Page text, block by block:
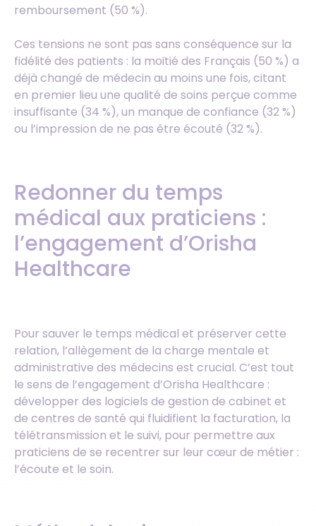
remboursement (50 %).
Ces tensions ne sont pas sans conséquence sur la
fidélité des patients : la moitié des Français (50 %) a
déjà changé de médecin au moins une fois, citant
en premier lieu une qualité de soins perçue comme
insuffisante (34 %), un manque de confiance (32 %)
ou l’impression de ne pas être écouté (32 %).
Redonner du temps
médical aux praticiens :
l’engagement d’Orisha
Healthcare
Pour sauver le temps médical et préserver cette
relation, l’allègement de la charge mentale et
administrative des médecins est crucial. C’est tout
le sens de l’engagement d’Orisha Healthcare :
développer des logiciels de gestion de cabinet et
de centres de santé qui fluidifient la facturation, la
télétransmission et le suivi, pour permettre aux
praticiens de se recentrer sur leur cœur de métier :
l’écoute et le soin.